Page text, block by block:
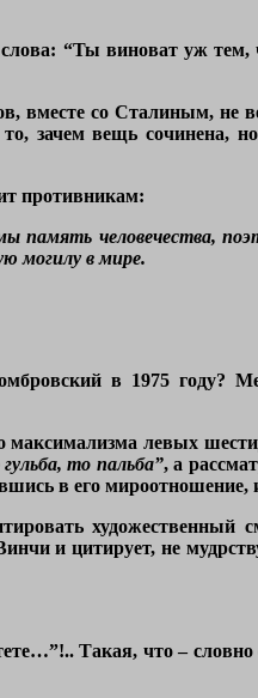
“Ты виноват уж
вместе со Сталиным, не
зачем вещь сочинена,
противникам:
человечества,
могилу в мире.
в 1975 году?
левых
то пальба”, а
в его мироотношение,
и цитирует, не
Такая, что –